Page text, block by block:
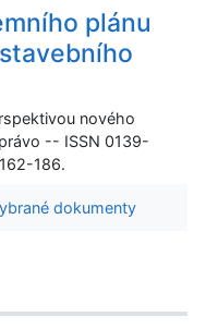
plánu
nového
-- ISSN 0139-
186.
dokumenty